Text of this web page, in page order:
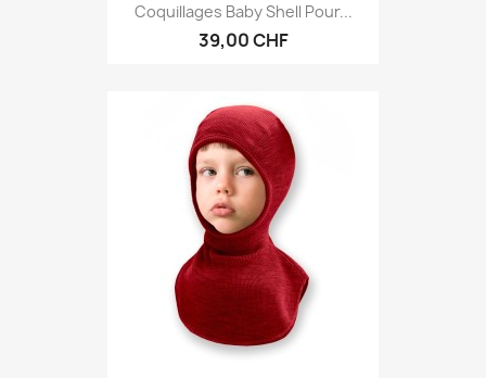
Coquillages Baby Shell Pour...
39,00 CHF